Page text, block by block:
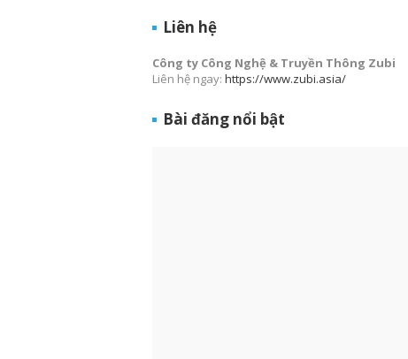
Liên hệ
Công ty Công Nghệ & Truyền Thông Zubi
Liên hệ ngay: https://www.zubi.asia/
Bài đăng nổi bật